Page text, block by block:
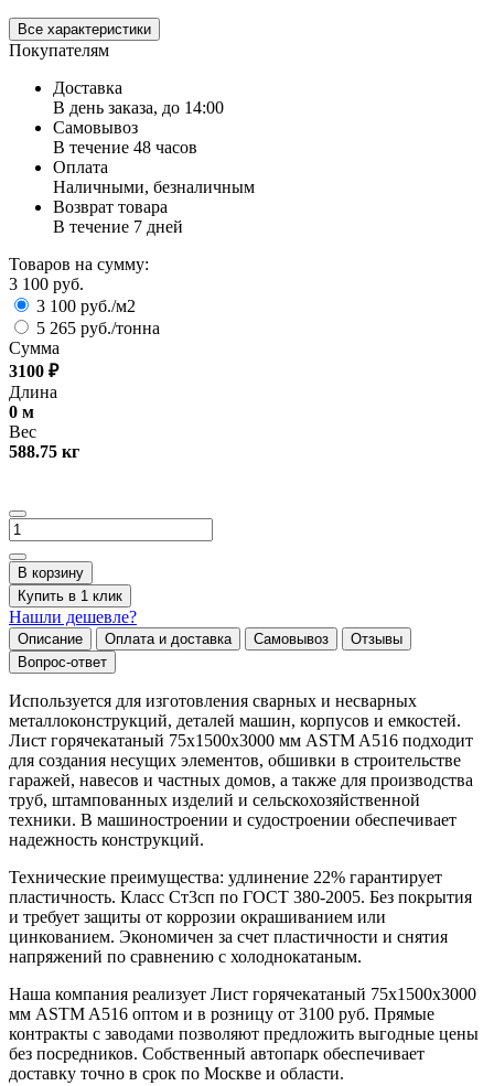
Все характеристики
Покупателям
Доставка
В день заказа, до 14:00
Самовывоз
В течение 48 часов
Оплата
Наличными, безналичным
Возврат товара
В течение 7 дней
Товаров на сумму:
3 100 руб.
3 100 руб./м2
5 265 руб./тонна
Сумма
3100 ₽
Длина
0 м
Вес
588.75 кг
В корзину
Купить в 1 клик
Нашли дешевле?
Описание Оплата и доставка Самовывоз
Отзывы
Вопрос-ответ
Используется для изготовления сварных и несварных
металлоконструкций, деталей машин, корпусов и емкостей.
Лист горячекатаный 75х1500х3000 мм ASTM A516 подходит
для создания несущих элементов, обшивки в строительстве
гаражей, навесов и частных домов, а также для производства
труб, штампованных изделий и сельскохозяйственной
техники. В машиностроении и судостроении обеспечивает
надежность конструкций.
Технические преимущества: удлинение 22% гарантирует
пластичность. Класс Ст3сп по ГОСТ 380-2005. Без покрытия
и требует защиты от коррозии окрашиванием или
цинкованием. Экономичен за счет пластичности и снятия
напряжений по сравнению с холоднокатаным.
Наша компания реализует Лист горячекатаный 75х1500х3000
мм ASTM A516 оптом и в розницу от 3100 руб. Прямые
контракты с заводами позволяют предложить выгодные цены
без посредников. Собственный автопарк обеспечивает
доставку точно в срок по Москве и области.